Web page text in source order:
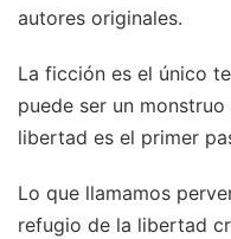
autores originales.
La ficción es el único
puede ser un
libertad es el primer
Lo que llamamos
refugio de la libertad